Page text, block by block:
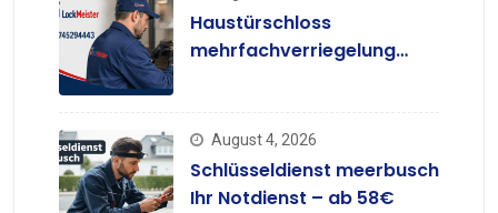
Haustürschloss
mehrfachverriegelung
August 4, 2026
Schlüsseldienst meerbusch
Ihr Notdienst – ab 58€